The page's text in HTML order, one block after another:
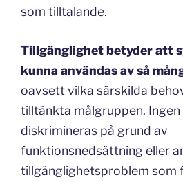
som tilltalande.
Tillgänglighet betyder att
kunna användas av så
oavsett vilka särskilda
tilltänkta målgruppen. Ingen
diskrimineras på grund av
funktionsnedsättning eller
tillgänglighetsproblem som